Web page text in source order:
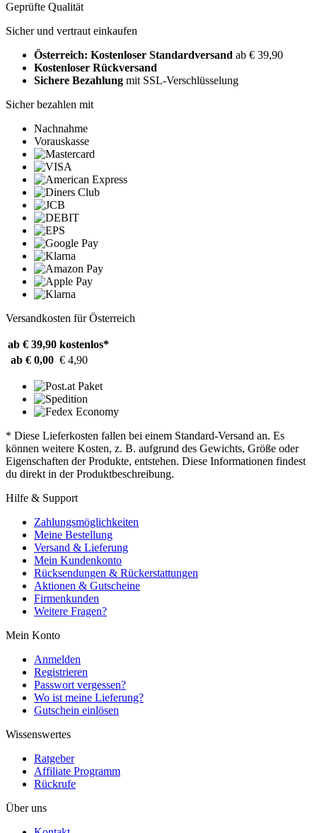
Geprüfte Qualität
Sicher und vertraut einkaufen
Österreich: Kostenloser Standardversand ab € 39,90
Kostenloser Rückversand
Sichere Bezahlung mit SSL-Verschlüsselung
Sicher bezahlen mit
Nachnahme
Vorauskasse
Versandkosten für Österreich
ab € 39,90 kostenlos*
ab € 0,00 € 4,90
* Diese Lieferkosten fallen bei einem Standard-Versand an. Es
können weitere Kosten, z. B. aufgrund des Gewichts, Größe oder
Eigenschaften der Produkte, entstehen. Diese Informationen findest
du direkt in der Produktbeschreibung.
Hilfe & Support
Zahlungsmöglichkeiten
Meine Bestellung
Versand & Lieferung
Mein Kundenkonto
Rücksendungen & Rückerstattungen
Aktionen & Gutscheine
Firmenkunden
Weitere Fragen?
Mein Konto
Anmelden
Registrieren
Passwort vergessen?
Wo ist meine Lieferung?
Gutschein einlösen
Wissenswertes
Ratgeber
Affiliate Programm
Rückrufe
Über uns